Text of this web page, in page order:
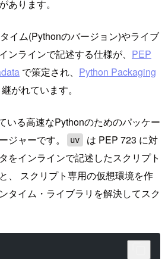
あります。
イム(Pythonのバージョン)やライブ
ンラインで記述する仕様が、 PEP
で策定され、 Python Packaging
がれています。
いる高速なPythonのためのパッケー
ジャーです。
uv
は PEP 723 に対
をインラインで記述したスクリプト
、 スクリプト専用の仮想環境を作
タイム・ライブラリを解決してスク